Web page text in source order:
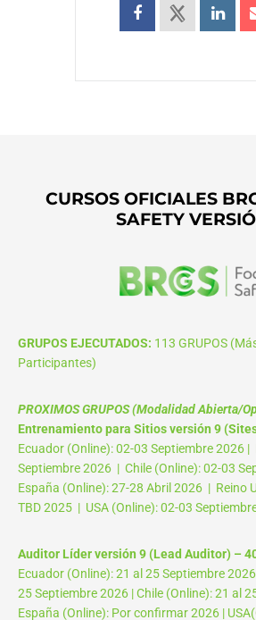
CURSOS OFICIALES
SAFETY
GRUPOS EJECUTADOS: 113 GRUPOS
Participantes)
PROXIMOS GRUPOS (Modalidad Abierta/
Entrenamiento para Sitios versión 9
Ecuador (Online): 02-03 Septiembre 2026 |
Septiembre 2026 | Chile (Online): 02-03
España (Online): 27-28 Abril 2026 | Reino
TBD 2025 | USA (Online): 02-03
Auditor Líder versión 9 (Lead Auditor) –
Ecuador (Online): 21 al 25 Septiembre
25 Septiembre 2026 | Chile (Online): 21 al
España (Online): Por confirmar 2026 |